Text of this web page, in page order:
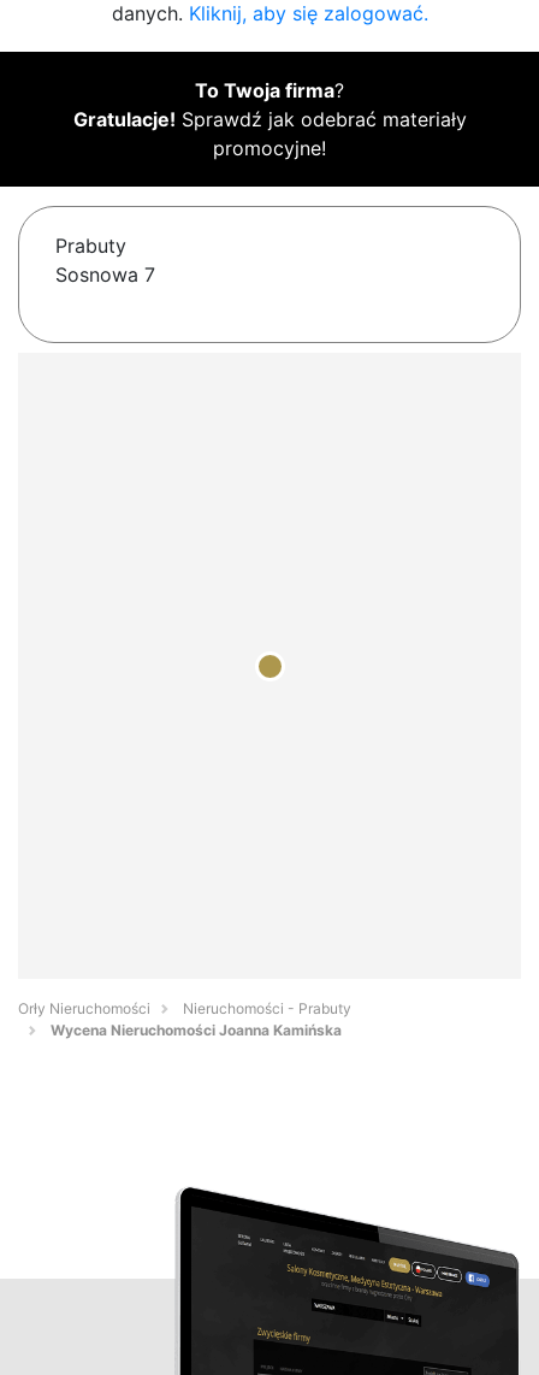
danych. Kliknij, aby się zalogować.
To Twoja firma?
Gratulacje! Sprawdź jak odebrać materiały
promocyjne!
Prabuty
Sosnowa 7
Orły Nieruchomości
Nieruchomości - Prabuty
Wycena Nieruchomości Joanna Kamińska